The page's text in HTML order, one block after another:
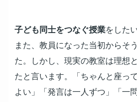
子ども同士をつなぐ授業をした
また、教員になった当初からそ
た。しかし、現実の教室は理想
たと言います。「ちゃんと座っ
よい」「発言は一人ずつ」「一